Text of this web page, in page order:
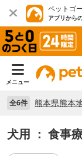
ペットゴ
アプリから
メニュー
全6件
犬用 ： 食事